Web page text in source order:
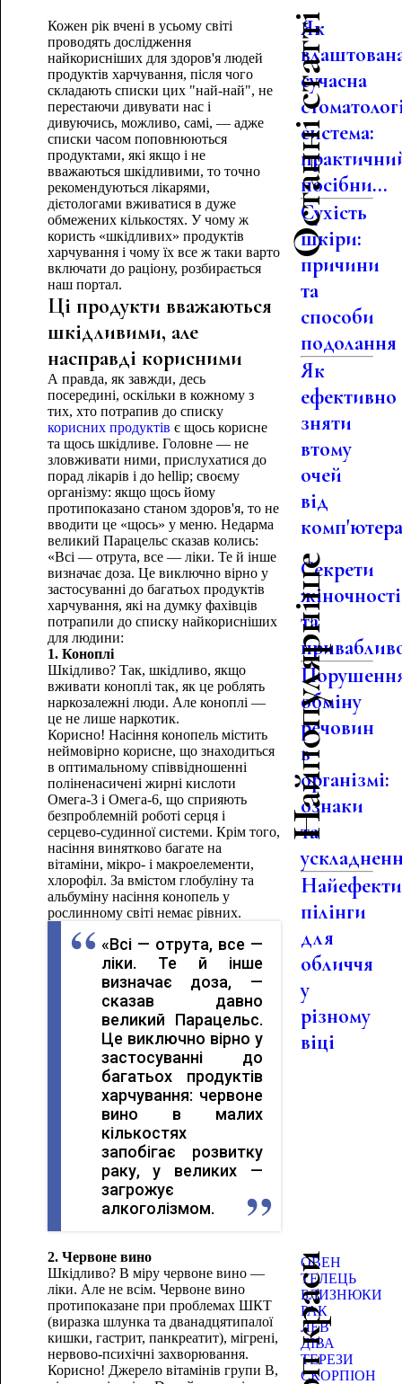
Кожен рік вчені в усьому світі
проводять дослідження
найкорисніших для здоров'я людей
продуктів харчування, після чого
складають списки цих "най-най", не
перестаючи дивувати нас і
дивуючись, можливо, самі, — адже
списки часом поповнюються
продуктами, які якщо і не
вважаються шкідливими, то точно
рекомендуються лікарями,
дієтологами вживатися в дуже
обмежених кількостях. У чому ж
користь «шкідливих» продуктів
харчування і чому їх все ж таки варто
включати до раціону, розбирається
наш портал.
Ці продукти вважаються
шкідливими, але
насправді корисними
А правда, як завжди, десь
посередині, оскільки в кожному з
тих, хто потрапив до списку
корисних продуктів є щось корисне
та щось шкідливе. Головне — не
зловживати ними, прислухатися до
порад лікарів і до hellip; своєму
організму: якщо щось йому
протипоказано станом здоров'я, то не
вводити це «щось» у меню. Недарма
великий Парацельс сказав колись:
«Всі — отрута, все — ліки. Те й інше
визначає доза. Це виключно вірно у
застосуванні до багатьох продуктів
харчування, які на думку фахівців
потрапили до списку найкорисніших
для людини:
1. Коноплі
Шкідливо? Так, шкідливо, якщо
вживати коноплі так, як це роблять
наркозалежні люди. Але коноплі —
це не лише наркотик.
Корисно! Насіння конопель містить
неймовірно корисне, що знаходиться
в оптимальному співвідношенні
поліненасичені жирні кислоти
Омега-3 і Омега-6, що сприяють
безпроблемній роботі серця і
серцево-судинної системи. Крім того,
насіння винятково багате на
вітаміни, мікро- і макроелементи,
хлорофіл. За вмістом глобуліну та
альбуміну насіння конопель у
рослинному світі немає рівних.
«Всі — отрута, все —
ліки. Те й інше
визначає доза, —
сказав давно
великий Парацельс.
Це виключно вірно у
застосуванні до
багатьох продуктів
харчування: червоне
вино в малих
кількостях
запобігає розвитку
раку, у великих —
загрожує
алкоголізмом.
2. Червоне вино
Шкідливо? В міру червоне вино —
ліки. Але не всім. Червоне вино
протипоказане при проблемах ШКТ
(виразка шлунка та дванадцятипалої
кишки, гастрит, панкреатит), мігрені,
нервово-психічні захворювання.
Корисно! Джерело вітамінів групи В,
Останні статті
Як
сучасна
система:
посібни...
Сухість
шкіри:
причини
та
способи
подолання
Як
ефективно
зняти
втому
очей
від
Найпопулярніше
Секрети
жіночності
та
обміну
речовин
в
організмі:
ознаки
та
пілінги
для
обличчя
у
різному
віці
ОВЕН
ТЕЛЕЦЬ
БЛИЗНЮКИ
РАК
ЛЕВ
ДІВА
ТЕРЕЗИ
СКОРПІОН